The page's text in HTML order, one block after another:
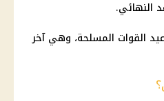
النهائي.
2026: إجازة عيد القوات المسلحة، وهي آخر